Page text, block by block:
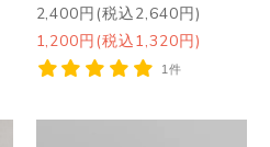
2,400円(税込2,640円)
1,200円(税込1,320円)
1件